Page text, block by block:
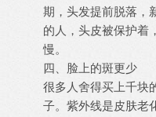
期，头发提前脱落，
的人，头皮被保护着
慢。
四、脸上的斑更少
很多人舍得买上千块
子。紫外线是皮肤老